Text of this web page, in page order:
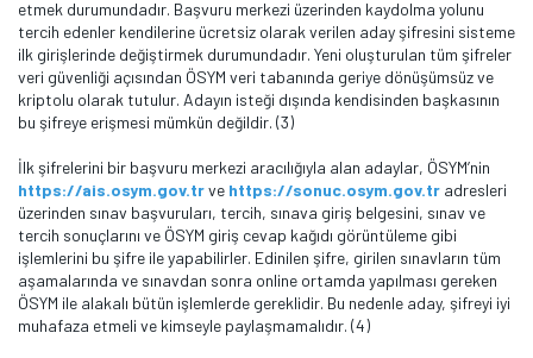
etmek durumundadır. Başvuru merkezi üzerinden kaydolma yolunu
tercih edenler kendilerine ücretsiz olarak verilen aday şifresini sisteme
ilk girişlerinde değiştirmek durumundadır. Yeni oluşturulan tüm şifreler
veri güvenliği açısından ÖSYM veri tabanında geriye dönüşümsüz ve
kriptolu olarak tutulur. Adayın isteği dışında kendisinden başkasının
bu şifreye erişmesi mümkün değildir. (3)
İlk şifrelerini bir başvuru merkezi aracılığıyla alan adaylar, ÖSYM’nin
https://ais.osym.gov.trve https://sonuc.osym.gov.tr adresleri
üzerinden sınav başvuruları, tercih, sınava giriş belgesini, sınav ve
tercih sonuçlarını ve ÖSYM giriş cevap kağıdı görüntüleme gibi
işlemlerini bu şifre ile yapabilirler. Edinilen şifre, girilen sınavların tüm
aşamalarında ve sınavdan sonra online ortamda yapılması gereken
ÖSYM ile alakalı bütün işlemlerde gereklidir. Bu nedenle aday, şifreyi iyi
muhafaza etmeli ve kimseyle paylaşmamalıdır. (4)